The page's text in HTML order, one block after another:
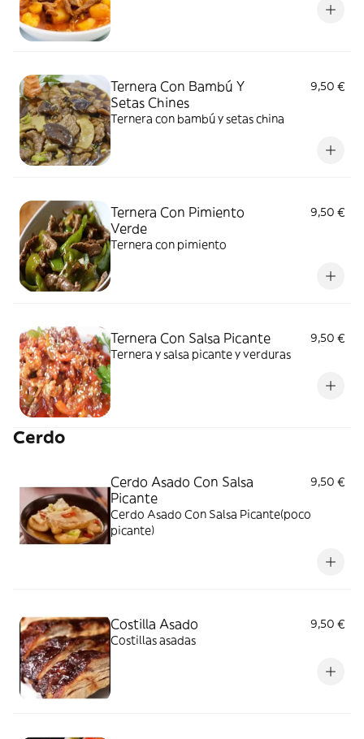
Ternera Con Bambú Y
Setas Chines
9,50 €
Ternera con bambú y setas china
Ternera Con Pimiento
Verde
9,50 €
Ternera con pimiento
Ternera Con Salsa Picante
9,50 €
Ternera y salsa picante y verduras
Cerdo
Cerdo Asado Con Salsa
Picante
9,50 €
Cerdo Asado Con Salsa Picante(poco
picante)
Costilla Asado
9,50 €
Costillas asadas